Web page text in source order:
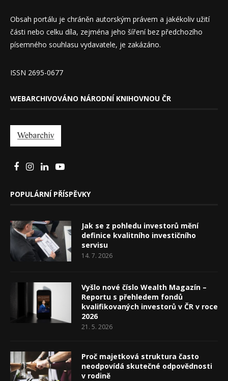
Obsah portálu je chráněn autorským právem a jakékoliv užití
části nebo celku díla, zejména jeho šíření bez předchozího
písemného souhlasu vydavatele, je zakázáno.
ISSN 2695-0677
WEBARCHIVOVÁNO NÁRODNÍ KNIHOVNOU ČR
POPULÁRNÍ PŘÍSPĚVKY
Jak se z pohledu investorů mění
definice kvalitního investičního
servisu
14. 7. 2026
Vyšlo nové číslo Wealth Magazín –
Reportu s přehledem fondů
kvalifikovaných investorů v ČR v roce
2026
21. 5. 2026
Proč majetková struktura často
neodpovídá skutečné odpovědnosti
v rodině